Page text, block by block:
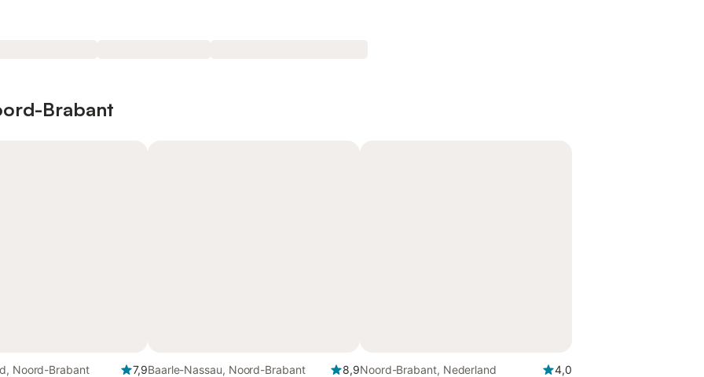
Brabant
Noord-Brabant
7,9Baarle-Nassau, Noord-Brabant
8,9Noord-Brabant, Nederland
4,0